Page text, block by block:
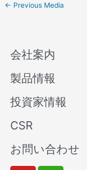
← Previous Media
会社案内
製品情報
投資家情報
CSR
お問い合わせ